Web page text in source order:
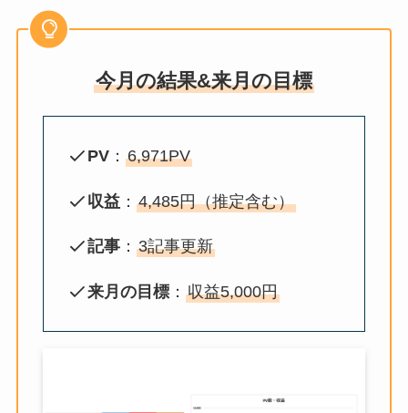
今月の結果&来月の目標
PV ：6,971PV
収益 ：4,485円（推定含む）
記事 ：3記事更新
来月の目標 ：収益5,000円